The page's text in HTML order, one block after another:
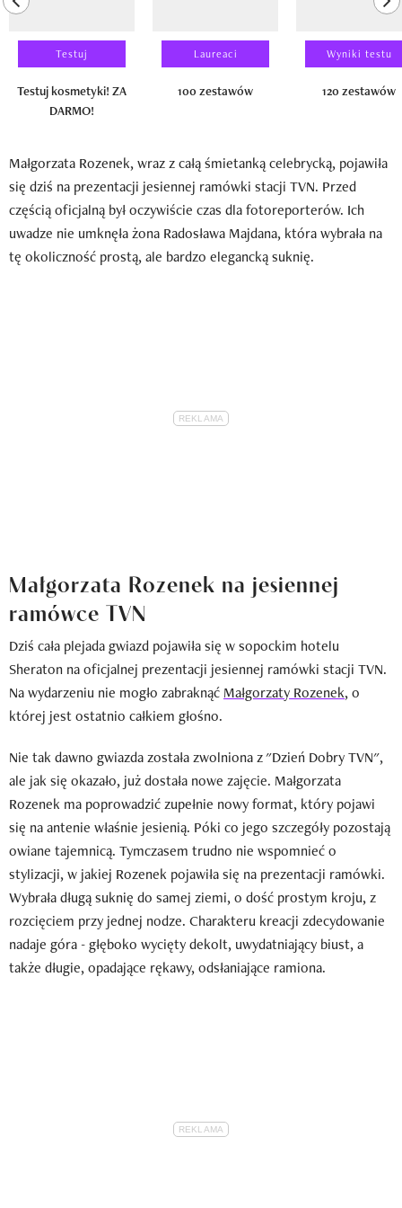
Testuj
Testuj kosmetyki! ZA
DARMO!
Laureaci
100 zestawów
Wyniki testu
120 zestawów
Małgorzata Rozenek, wraz z całą śmietanką celebrycką, pojawiła
się dziś na prezentacji jesiennej ramówki stacji TVN. Przed
częścią oficjalną był oczywiście czas dla fotoreporterów. Ich
uwadze nie umknęła żona Radosława Majdana, która wybrała na
tę okoliczność prostą, ale bardzo elegancką suknię.
Małgorzata Rozenek na jesiennej
ramówce TVN
Dziś cała plejada gwiazd pojawiła się w sopockim hotelu
Sheraton na oficjalnej prezentacji jesiennej ramówki stacji TVN.
Na wydarzeniu nie mogło zabraknąć Małgorzaty Rozenek, o
której jest ostatnio całkiem głośno.
Nie tak dawno gwiazda została zwolniona z "Dzień Dobry TVN",
ale jak się okazało, już dostała nowe zajęcie. Małgorzata
Rozenek ma poprowadzić zupełnie nowy format, który pojawi
się na antenie właśnie jesienią. Póki co jego szczegóły pozostają
owiane tajemnicą. Tymczasem trudno nie wspomnieć o
stylizacji, w jakiej Rozenek pojawiła się na prezentacji ramówki.
Wybrała długą suknię do samej ziemi, o dość prostym kroju, z
rozcięciem przy jednej nodze. Charakteru kreacji zdecydowanie
nadaje góra - głęboko wycięty dekolt, uwydatniający biust, a
także długie, opadające rękawy, odsłaniające ramiona.